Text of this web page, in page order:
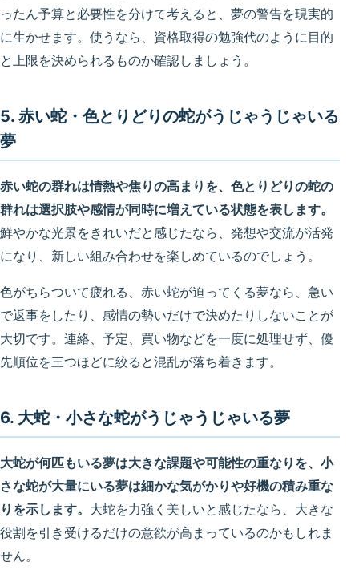
ったん予算と必要性を分けて考えると、夢の警告を現実的
に生かせます。使うなら、資格取得の勉強代のように目的
と上限を決められるものか確認しましょう。
5. 赤い蛇・色とりどりの蛇がうじゃうじゃいる
夢
赤い蛇の群れは情熱や焦りの高まりを、色とりどりの蛇の
群れは選択肢や感情が同時に増えている状態を表します。
鮮やかな光景をきれいだと感じたなら、発想や交流が活発
になり、新しい組み合わせを楽しめているのでしょう。
色がちらついて疲れる、赤い蛇が迫ってくる夢なら、急い
で返事をしたり、感情の勢いだけで決めたりしないことが
大切です。連絡、予定、買い物などを一度に処理せず、優
先順位を三つほどに絞ると混乱が落ち着きます。
6. 大蛇・小さな蛇がうじゃうじゃいる夢
大蛇が何匹もいる夢は大きな課題や可能性の重なりを、小
さな蛇が大量にいる夢は細かな気がかりや好機の積み重な
りを示します。 大蛇を力強く美しいと感じたなら、大きな
役割を引き受けるだけの意欲が高まっているのかもしれま
せん。